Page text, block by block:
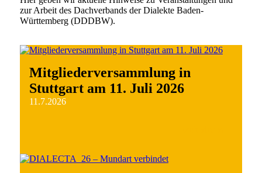
zur Arbeit des Dachverbands der Dialekte Baden-
Württemberg (DDDBW).
Mitgliederversammlung in
Stuttgart am 11. Juli 2026
11.7.2026